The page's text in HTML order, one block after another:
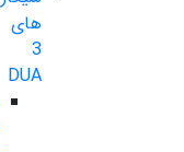
های
3
DUA